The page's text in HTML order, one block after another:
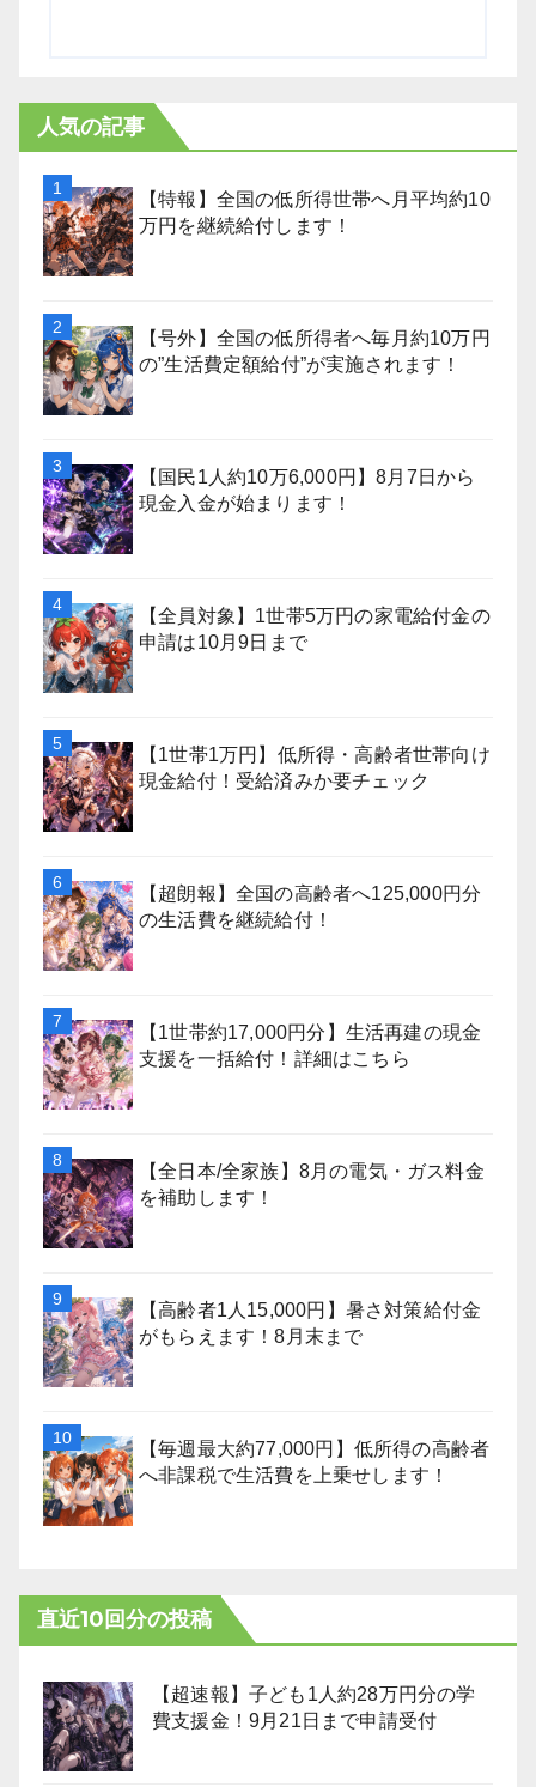
人気の記事
【特報】全国の低所得世帯へ月平均約10
万円を継続給付します！
【号外】全国の低所得者へ毎月約10万円
の”生活費定額給付”が実施されます！
【国民1人約10万6,000円】8月7日から
現金入金が始まります！
【全員対象】1世帯5万円の家電給付金の
申請は10月9日まで
【1世帯1万円】低所得・高齢者世帯向け
現金給付！受給済みか要チェック
【超朗報】全国の高齢者へ125,000円分
の生活費を継続給付！
【1世帯約17,000円分】生活再建の現金
支援を一括給付！詳細はこちら
【全日本/全家族】8月の電気・ガス料金
を補助します！
【高齢者1人15,000円】暑さ対策給付金
がもらえます！8月末まで
【毎週最大約77,000円】低所得の高齢者
へ非課税で生活費を上乗せします！
直近10回分の投稿
【超速報】子ども1人約28万円分の学
費支援金！9月21日まで申請受付